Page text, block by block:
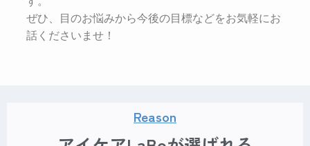
ぜひ、目のお悩みから今後の目標などをお気軽にお
話くださいませ！
Reason